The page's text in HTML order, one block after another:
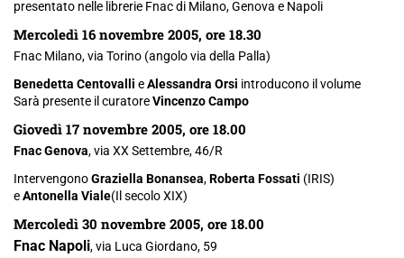
presentato nelle librerie Fnac di Milano, Genova e Napoli
Mercoledì 16 novembre 2005, ore 18.30
Fnac Milano, via Torino (angolo via della Palla)
Benedetta Centovalli eAlessandra Orsi introducono il volume
Sarà presente il curatoreVincenzo Campo
Giovedì 17 novembre 2005, ore 18.00
Fnac Genova, via XX Settembre, 46/R
IntervengonoGraziella Bonansea,Roberta Fossati (IRIS)
eAntonella Viale(Il secoloXIX)
Mercoledì 30 novembre 2005, ore 18.00
Fnac Napoli, via Luca Giordano, 59